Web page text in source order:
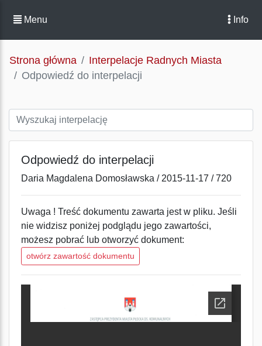
Menu Info
Strona główna
Interpelacje Radnych Miasta
Odpowiedź do interpelacji
Odpowiedź do interpelacji
Daria Magdalena Domosławska / 2015-11-17 / 720
Uwaga ! Treść dokumentu zawarta jest w pliku. Jeśli
nie widzisz poniżej podglądu jego zawartości,
możesz pobrać lub otworzyć dokument:
otwórz zawartość dokumentu